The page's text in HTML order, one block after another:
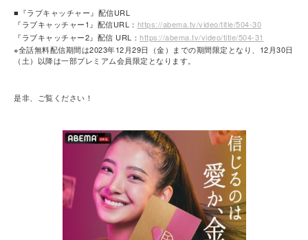
■『ラブキャッチャー』配信URL
『ラブキャッチャー1』配信URL： https://abema.tv/video/title/504-30
『ラブキャッチャー2』配信 URL： https://abema.tv/video/title/504-31
※全話無料配信期間は2023年12月29日（金）までの期間限定となり、12月30日
（土）以降は一部プレミアム会員限定となります。
是非、ご覧ください！